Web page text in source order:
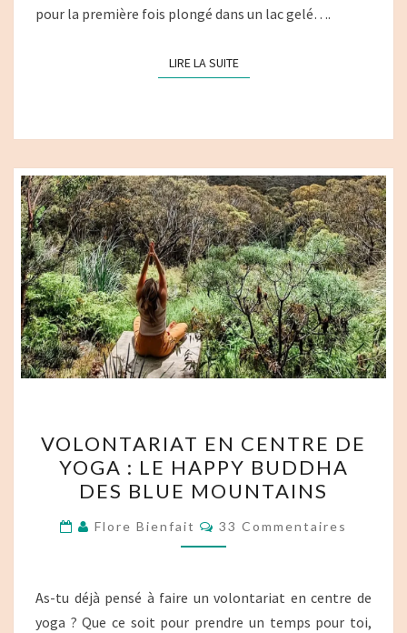
pour la première fois plongé dans un lac gelé….
LIRE LA SUITELIRE LA SUITE
EN
CENTRE
DE
YOGA :
LE
BUDDHA
DES
VOLONTARIAT EN CENTRE DE
YOGA : LE HAPPY BUDDHA
DES BLUE MOUNTAINS
Flore Bienfait Commentaires
33 Commentaires
As-tu déjà pensé à faire un volontariat en centre de
yoga ? Que ce soit pour prendre un temps pour toi,